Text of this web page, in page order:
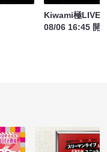
Kiwami極LIVE
08/06 16:45 開